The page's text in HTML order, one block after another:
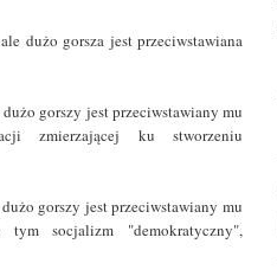
dużo gorsza jest przeciwstawiana
gorszy jest przeciwstawiany mu
zmierzającej ku stworzeniu
gorszy jest przeciwstawiany mu
socjalizm "demokratyczny",